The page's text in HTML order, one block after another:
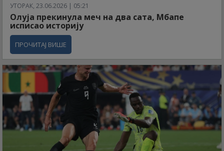
УТОРАК, 23.06.2026 | 05:21
Олуја прекинула меч на два сата, Мбапе
исписао историју
ПРОЧИТАЈ ВИШЕ